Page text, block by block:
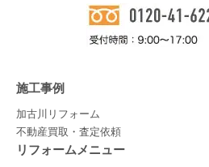
施工事例
加古川リフォーム
不動産買取・査定依頼
リフォームメニュー